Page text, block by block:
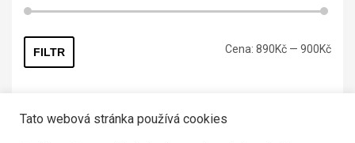
FILTR Cena: 890Kč — 900Kč
Tato webová stránka používá cookies